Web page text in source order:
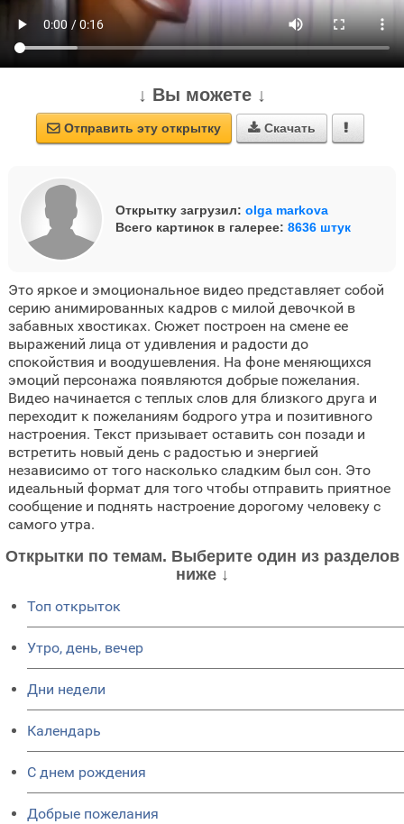
↓ Вы можете ↓
 Отправить эту открытку  Скачать 
Открытку загрузил: olga markova
Всего картинок в галерее: 8636 штук
Это яркое и эмоциональное видео представляет собой
серию анимированных кадров с милой девочкой в
забавных хвостиках. Сюжет построен на смене ее
выражений лица от удивления и радости до
спокойствия и воодушевления. На фоне меняющихся
эмоций персонажа появляются добрые пожелания.
Видео начинается с теплых слов для близкого друга и
переходит к пожеланиям бодрого утра и позитивного
настроения. Текст призывает оставить сон позади и
встретить новый день с радостью и энергией
независимо от того насколько сладким был сон. Это
идеальный формат для того чтобы отправить приятное
сообщение и поднять настроение дорогому человеку с
самого утра.
Открытки по темам. Выберите один из разделов
ниже ↓
Топ открыток
Утро, день, вечер
Дни недели
Календарь
C днем рождения
Добрые пожелания